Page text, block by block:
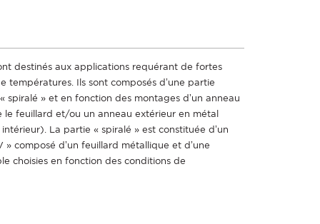
destinés aux applications requérant de fortes
températures. Ils sont composés d’une partie
spiralé » et en fonction des montages d’un anneau
feuillard et/ou un anneau extérieur en métal
La partie « spiralé » est constituée d’un
composé d’un feuillard métallique et d’une
choisies en fonction des conditions de